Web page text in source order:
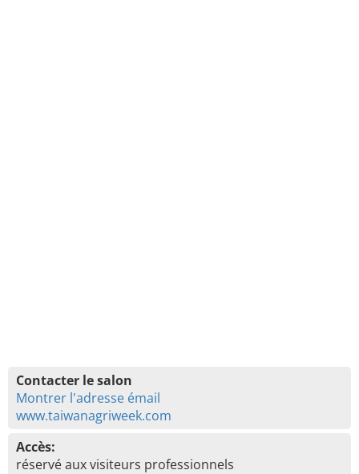
Contacter le salon
Montrer l'adresse émail
www.taiwanagriweek.com
Accès:
réservé aux visiteurs professionnels